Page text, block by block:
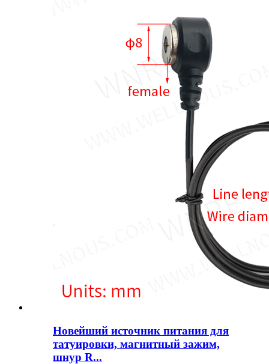
Новейший источник питания для
татуировки, магнитный зажим,
шнур R...